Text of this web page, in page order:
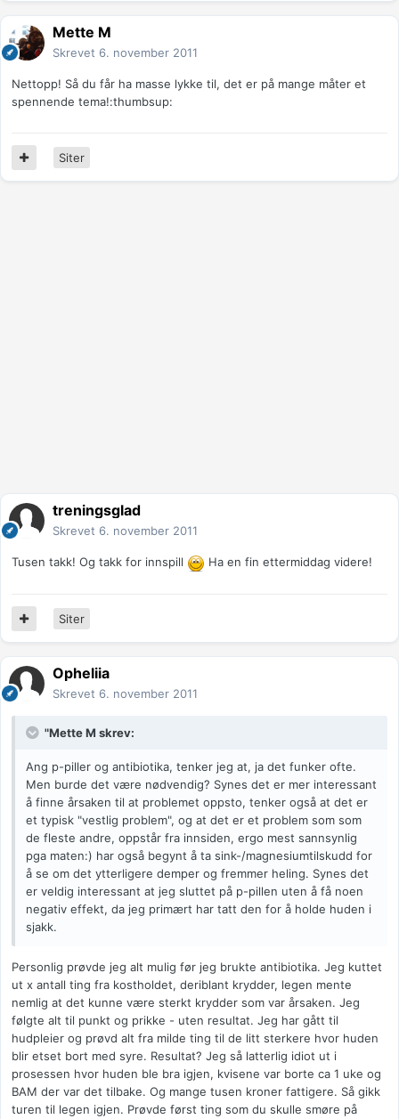
Mette M
Skrevet 6. november 2011
Nettopp! Så du får ha masse lykke til, det er på mange måter et
spennende tema!:thumbsup:
Siter
treningsglad
Skrevet 6. november 2011
Tusen takk! Og takk for innspill Ha en fin ettermiddag videre!
Siter
Opheliia
Skrevet 6. november 2011
"Mette M skrev:
Ang p-piller og antibiotika, tenker jeg at, ja det funker ofte.
Men burde det være nødvendig? Synes det er mer interessant
å finne årsaken til at problemet oppsto, tenker også at det er
et typisk "vestlig problem", og at det er et problem som som
de fleste andre, oppstår fra innsiden, ergo mest sannsynlig
pga maten:) har også begynt å ta sink-/magnesiumtilskudd for
å se om det ytterligere demper og fremmer heling. Synes det
er veldig interessant at jeg sluttet på p-pillen uten å få noen
negativ effekt, da jeg primært har tatt den for å holde huden i
sjakk.
Personlig prøvde jeg alt mulig før jeg brukte antibiotika. Jeg kuttet
ut x antall ting fra kostholdet, deriblant krydder, legen mente
nemlig at det kunne være sterkt krydder som var årsaken. Jeg
følgte alt til punkt og prikke - uten resultat. Jeg har gått til
hudpleier og prøvd alt fra milde ting til de litt sterkere hvor huden
blir etset bort med syre. Resultat? Jeg så latterlig idiot ut i
prosessen hvor huden ble bra igjen, kvisene var borte ca 1 uke og
BAM der var det tilbake. Og mange tusen kroner fattigere. Så gikk
turen til legen igjen. Prøvde først ting som du skulle smøre på